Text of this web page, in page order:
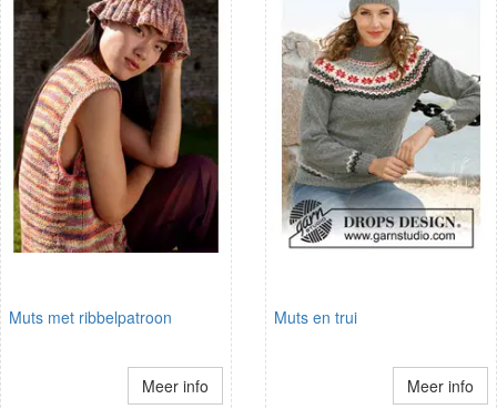
Muts met ribbelpatroon
Meer info
Muts en trui
Meer info